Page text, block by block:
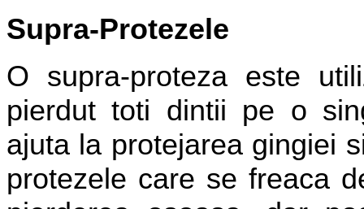
Supra-Protezele
O supra-proteza este
pierdut toti dintii pe o
ajuta la protejarea gingiei
protezele care se freaca